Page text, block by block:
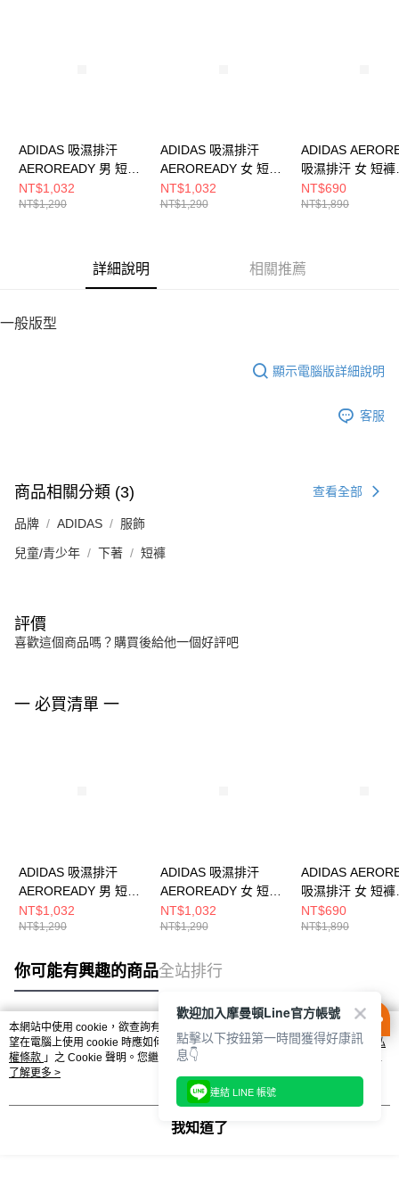
ADIDAS 吸濕排汗
AEROREADY 男 短褲
IW5906
NT$1,032
NT$1,290
ADIDAS 吸濕排汗
AEROREADY 女 短褲
IX6371
NT$1,032
NT$1,290
ADIDAS
吸濕排汗 女 短褲
IN9481
NT$690
NT$1,890
詳細說明 相關推薦
一般版型
顯示電腦版詳細說明
客服
商品相關分類 (3) 查看全部
品牌 ADIDAS 服飾
兒童/青少年 下著 短褲
評價
喜歡這個商品嗎？購買後給他一個好評吧
一 必買清單 一
ADIDAS 吸濕排汗
AEROREADY 男 短褲
IW5906
NT$1,032
NT$1,290
ADIDAS 吸濕排汗
AEROREADY 女 短褲
IX6371
NT$1,032
NT$1,290
ADIDAS
吸濕排汗 女 短褲
IN9481
NT$690
NT$1,890
你可能有興趣的商品全站排行
熱門標籤
本網站中使用 cookie，欲查詢有關本網站使用 cookie 方式之詳情，及若您不希
望在電腦上使用 cookie 時應如何變更電腦的 cookie 設定，請參閱本網站「
隱私
權條款 」之 Cookie 聲明。您繼續使用本網站即表示您同意本公司得按本網站使
用條款之 Cookie 聲明使用 cookie。
了解更多 >
我知道了
歡迎加入摩曼頓Line官方帳號
點擊以下按鈕第一時間獲得好康訊
息👇
連結 LINE 帳號